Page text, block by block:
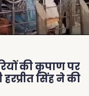
की कृपाण पर
हरप्रीत सिंह ने की